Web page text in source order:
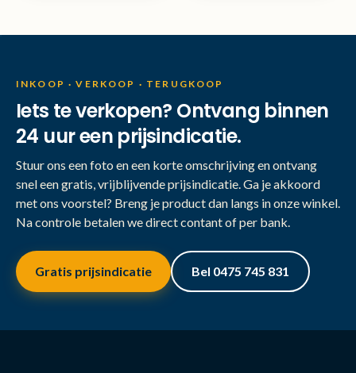
INKOOP · VERKOOP · TERUGKOOP
Iets te verkopen? Ontvang binnen
24 uur een prijsindicatie.
Stuur ons een foto en een korte omschrijving en ontvang
snel een gratis, vrijblijvende prijsindicatie. Ga je akkoord
met ons voorstel? Breng je product dan langs in onze winkel.
Na controle betalen we direct contant of per bank.
Gratis prijsindicatie Bel 0475 745 831